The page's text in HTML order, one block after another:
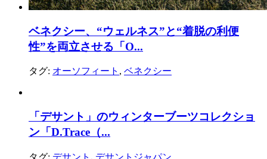
ベネクシー、“ウェルネス”と“着脱の利便
性”を両立させる「O...
タグ: オーソフィート , ベネクシー
「デサント」のウィンターブーツコレクショ
ン「D.Trace（...
タグ: デサント , デサントジャパン